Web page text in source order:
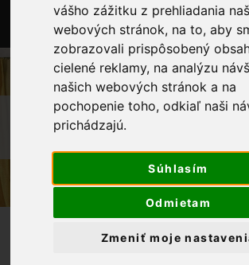
vášho zážitku z prehliadania
webových stránok, na to, aby
zobrazovali prispôsobený
cielené reklamy, na analýzu
našich webových stránok a na
pochopenie toho, odkiaľ naši
prichádzajú.
Súhlasím
Odmietam
Zmeniť moje
0
OBCHOD